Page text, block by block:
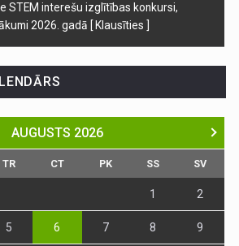
STEM interešu izglītības konkursi,
2026. gadā [ Klausīties ]
AUGUSTS 2026
TR CT PK SS SV
1 2
5 6 7 8 9